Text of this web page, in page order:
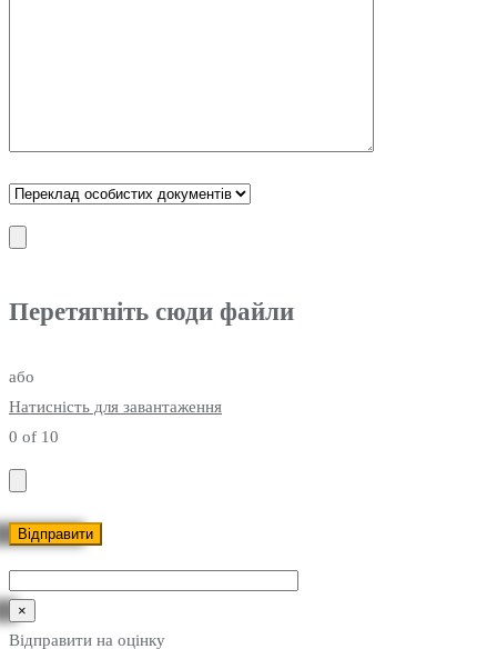
Перетягніть сюди файли
або
Натисність для завантаження
0 of 10
×
Відправити на оцінку